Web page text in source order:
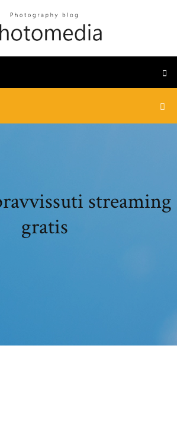
streaming
gratis